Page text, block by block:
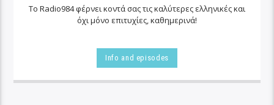
Το Radio984 φέρνει κοντά σας τις καλύτερες ελληνικές και
όχι μόνο επιτυχίες, καθημερινά!
Info and episodes